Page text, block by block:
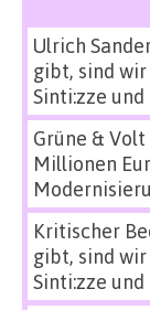
Ulrich
gibt, sind wir
Sinti:zze und
Grüne & Volt
Millionen
Kritischer
gibt, sind wir
Sinti:zze und